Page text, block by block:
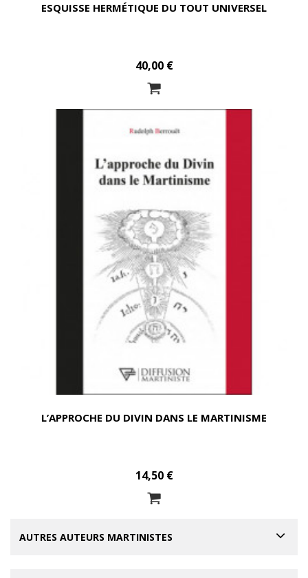
ESQUISSE HERMÉTIQUE DU TOUT UNIVERSEL
40,00 €
L’APPROCHE DU DIVIN DANS LE MARTINISME
14,50 €
AUTRES AUTEURS MARTINISTES